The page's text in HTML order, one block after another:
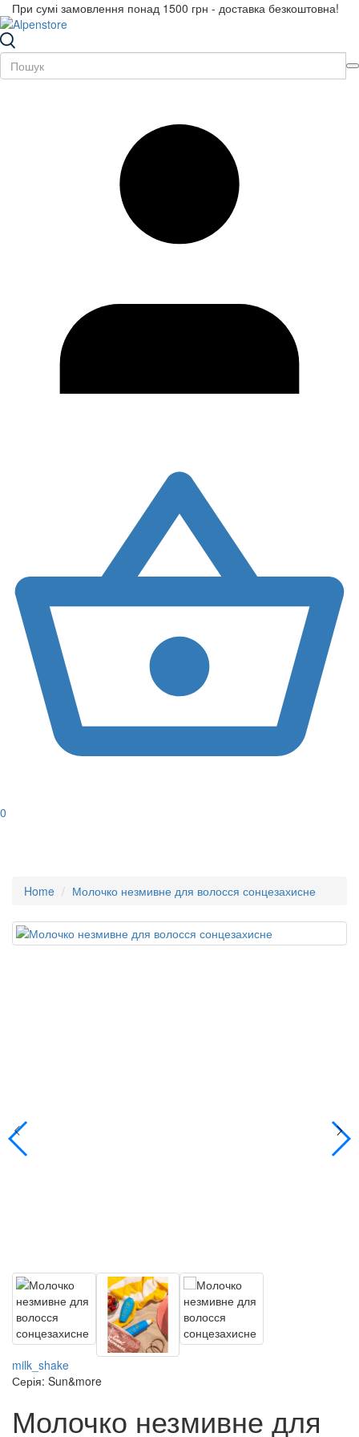
При сумі замовлення понад 1500 грн - доставка безкоштовна!
0
Home Молочко незмивне для волосся сонцезахисне
milk_shake
Серія: Sun&more
Молочко незмивне для